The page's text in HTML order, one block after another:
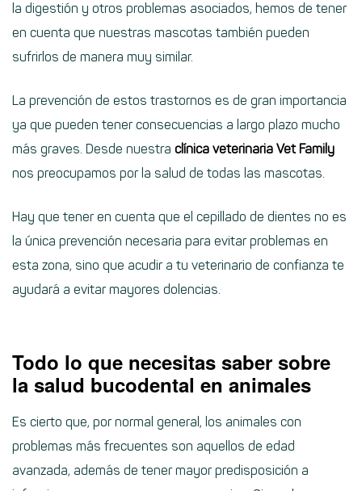
la digestión y otros problemas asociados, hemos de tener
en cuenta que nuestras mascotas también pueden
sufrirlos de manera muy similar.
La prevención de estos trastornos es de gran importancia
ya que pueden tener consecuencias a largo plazo mucho
más graves. Desde nuestra clínica veterinaria Vet Family
nos preocupamos por la salud de todas las mascotas.
Hay que tener en cuenta que el cepillado de dientes no es
la única prevención necesaria para evitar problemas en
esta zona, sino que acudir a tu veterinario de confianza te
ayudará a evitar mayores dolencias.
Todo lo que necesitas saber sobre
la salud bucodental en animales
Es cierto que, por normal general, los animales con
problemas más frecuentes son aquellos de edad
avanzada, además de tener mayor predisposición a